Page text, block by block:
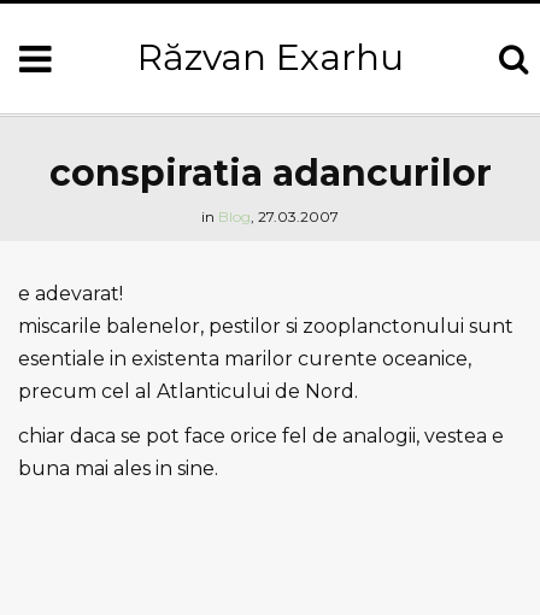
Răzvan Exarhu
conspiratia adancurilor
in Blog, 27.03.2007
e adevarat!
miscarile balenelor, pestilor si zooplanctonului sunt
esentiale in existenta marilor curente oceanice,
precum cel al Atlanticului de Nord.
chiar daca se pot face orice fel de analogii, vestea e
buna mai ales in sine.